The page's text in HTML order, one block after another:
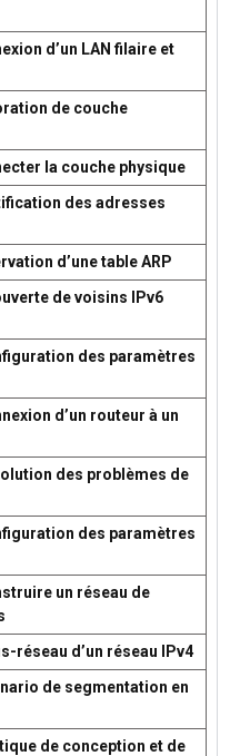
d’un LAN filaire et
de couche
la couche physique
des adresses
d’une table ARP
de voisins IPv6
des paramètres
d’un routeur à un
des problèmes de
des paramètres
un réseau de
réseau d’un réseau IPv4
de segmentation en
de conception et de